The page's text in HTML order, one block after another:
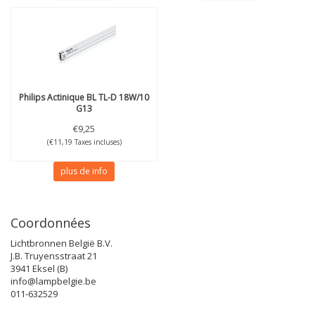
PhilipsActinique BL TL-D 18W/10
G13
€9,25
(€11,19 Taxes incluses)
plus de info
Coordonnées
Lichtbronnen België B.V.
J.B. Truyensstraat 21
3941 Eksel (B)
info@lampbelgie.be
011-632529